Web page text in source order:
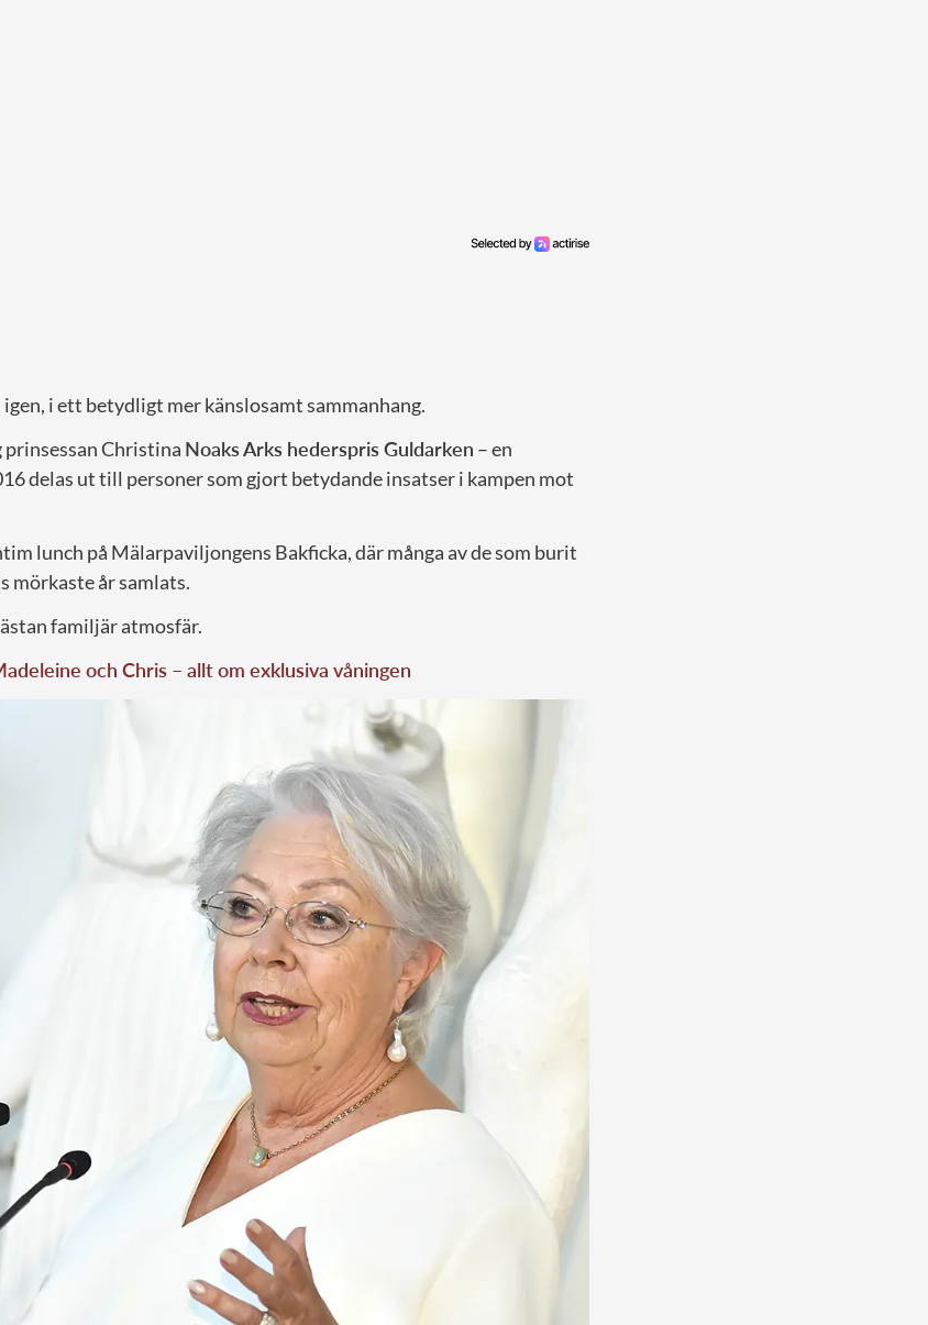
igen, i ett betydligt mer känslosamt sammanhang.
Christina Noaks Arks hederspris Guldarken – en
delas ut till personer som gjort betydande insatser i kampen mot
lunch på Mälarpaviljongens Bakficka, där många av de som burit
mörkaste år samlats.
familjär atmosfär.
och Chris – allt om exklusiva våningen